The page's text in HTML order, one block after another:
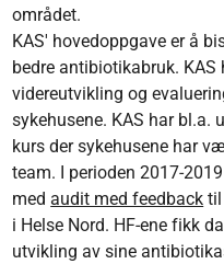
området.
KAS' hovedoppgave er å
bedre antibiotikabruk.
videreutvikling og
sykehusene. KAS har bl.a.
kurs der sykehusene har
team. I perioden 2017-
medaudit med feedback til
i Helse Nord. HF-ene fikk
utvikling av sine